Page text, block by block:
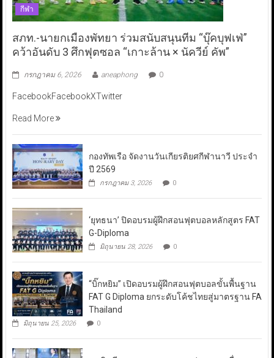
กีฬา
สภท.-นายกเมืองพัทยา ร่วมสนับสนุนทีม “บุ๊คบุฟเฟ่”
คว้าอันดับ 3 ศึกฟุตซอล “เกาะล้าน × นัควีย์ คัพ”
กรกฎาคม 6, 2026 aneaphong 0
FacebookFacebookXTwitter
Read More
กองทัพเรือ จัดงานวันเกียรติยศกีฬานาวี ประจำ
ปี 2569
กรกฎาคม 3, 2026 0
‘ยุทธนา’ ปิดอบรมผู้ฝึกสอนฟุตบอลหลักสูตร FAT
G-Diploma
มิถุนายน 28, 2026 0
“บิ๊กหยิม” เปิดอบรมผู้ฝึกสอนฟุตบอลขั้นพื้นฐาน
FAT G Diploma ยกระดับโค้ชไทยสู่มาตรฐาน FA
Thailand
มิถุนายน 25, 2026 0